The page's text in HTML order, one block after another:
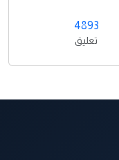
4893
تعليق